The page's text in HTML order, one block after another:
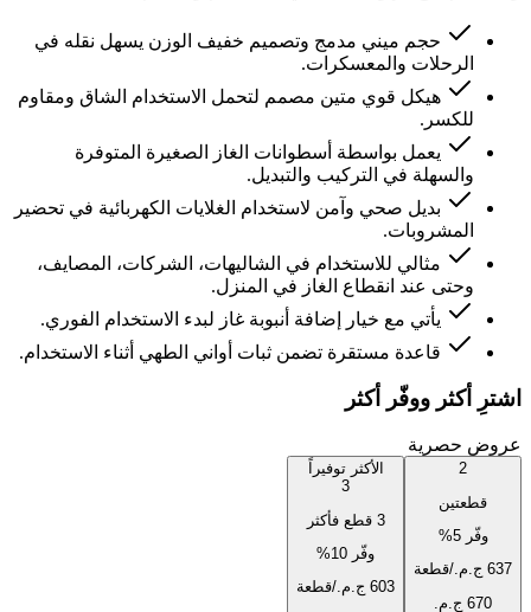
حجم ميني مدمج وتصميم خفيف الوزن يسهل نقله في
الرحلات والمعسكرات.
هيكل قوي متين مصمم لتحمل الاستخدام الشاق ومقاوم
للكسر.
يعمل بواسطة أسطوانات الغاز الصغيرة المتوفرة
والسهلة في التركيب والتبديل.
بديل صحي وآمن لاستخدام الغلايات الكهربائية في تحضير
المشروبات.
مثالي للاستخدام في الشاليهات، الشركات، المصايف،
وحتى عند انقطاع الغاز في المنزل.
يأتي مع خيار إضافة أنبوبة غاز لبدء الاستخدام الفوري.
قاعدة مستقرة تضمن ثبات أواني الطهي أثناء الاستخدام.
اشترِ أكثر ووفّر أكثر
عروض حصرية
2
قطعتين
وفّر5
%
/قطعة
الأكثر توفيراً
3
3 قطع فأكثر
وفّر 10
%
/قطعة